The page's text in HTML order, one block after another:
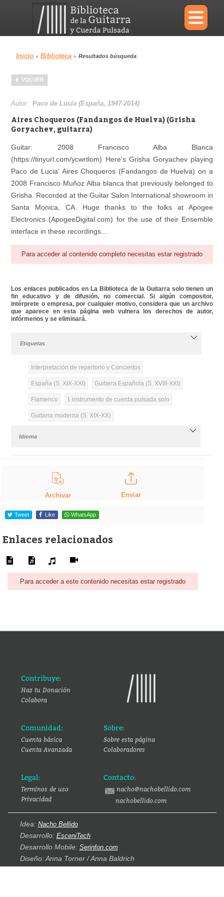
×
Menu
Biblioteca
Inicio › Biblioteca › Resultados búsqueda
VOLVER
Autor:Paco de Lucía (España, 1947-2014)
Aires Choqueros (Fandangos de Huelva) (Grisha
Goryachev, guitarra)
Guitar: 2008 Francisco Alba Blanca
(https://tinyurl.com/ycwrtlom) Here's Grisha Goryachev playing
Paco de Lucia' Aires Choqueros (Fandangos de Huelva) on a
2008 Francisco Muñoz Alba blanca that previously belonged to
Grisha. Recorded at the Guitar Salon International showroom in
Santa Monica, CA. Huge thanks to the folks at Apogee
Electronics (ApogeeDigital.com) for the use of their Ensemble
interface in these recordings....
Para acceder al contenido completo necesitas estar registrado
Los enlaces publicados en La Biblioteca de la Guitarra solo tienen un
fin educativo y de difusión, no comercial. Si algún compositor,
intérprete o empresa, por cualquier motivo, considera que un archivo
que aparece en esta página web vulnera los derechos de autor,
infórmenos y se eliminará.
Etiquetas
Interpretación de repertorio y Conciertos
España (S. XIX-XXI) Guitarra Española (S. XVIII-XXI)
Flamenco 1 instrumento de cuerda pulsada solo
Guitarra moderna (S. XIX-XX)
Idioma
Archivar Enviar
Tweet Like WhatsApp
Enlaces relacionados
Para acceder a este contenido necesitas estar registrado
Contribuye:
Haz tu Donación
Colabora
Comunidad:
Cuenta básica
Cuenta Avanzada
Sobre:
Sobre esta página
Colaboradores
Legal:
Terminos de uso
Privacidad
Contacto:
nacho@nachobellido.com
nachobellido.com
Idea: Nacho Bellido
Desarrollo: EsceniTech
Desarrollo Mobile: Serinfon.com
Diseño: Anna Torner / Anna Baldrich